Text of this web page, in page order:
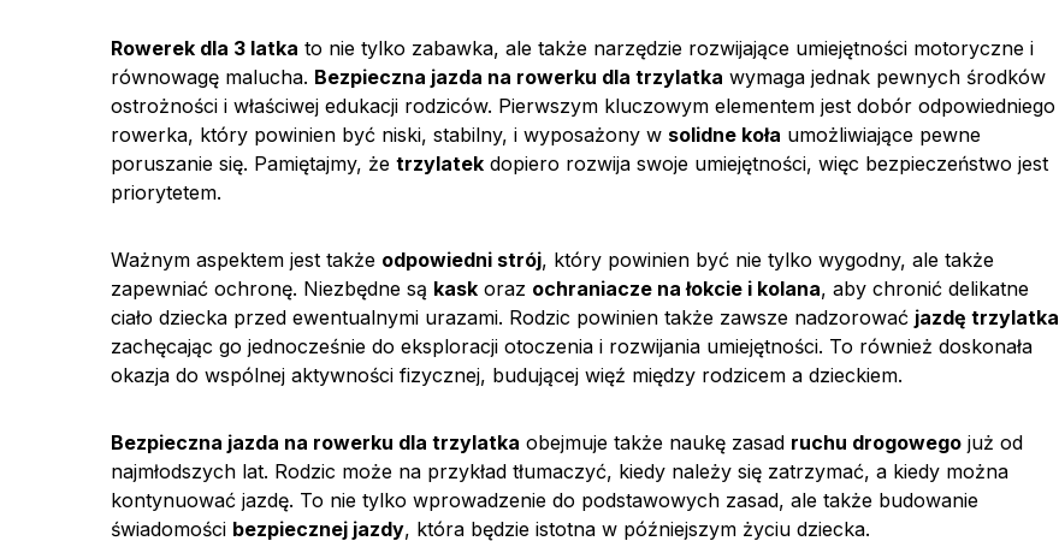
Rowerek dla 3 latka to nie tylko zabawka, ale także narzędzie rozwijające umiejętności motoryczne i
równowagę malucha. Bezpieczna jazda na rowerku dla trzylatka wymaga jednak pewnych środków
ostrożności i właściwej edukacji rodziców. Pierwszym kluczowym elementem jest dobór odpowiedniego
rowerka, który powinien być niski, stabilny, i wyposażony w solidne koła umożliwiające pewne
poruszanie się. Pamiętajmy, że trzylatek dopiero rozwija swoje umiejętności, więc bezpieczeństwo jest
priorytetem.
Ważnym aspektem jest także odpowiedni strój, który powinien być nie tylko wygodny, ale także
zapewniać ochronę. Niezbędne są kask oraz ochraniacze na łokcie i kolana, aby chronić delikatne
ciało dziecka przed ewentualnymi urazami. Rodzic powinien także zawsze nadzorować jazdę trzylatka
zachęcając go jednocześnie do eksploracji otoczenia i rozwijania umiejętności. To również doskonała
okazja do wspólnej aktywności fizycznej, budującej więź między rodzicem a dzieckiem.
Bezpieczna jazda na rowerku dla trzylatka obejmuje także naukę zasad ruchu drogowego już od
najmłodszych lat. Rodzic może na przykład tłumaczyć, kiedy należy się zatrzymać, a kiedy można
kontynuować jazdę. To nie tylko wprowadzenie do podstawowych zasad, ale także budowanie
świadomości bezpiecznej jazdy, która będzie istotna w późniejszym życiu dziecka.